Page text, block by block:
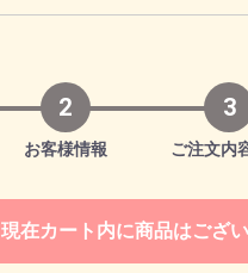
2
お客様情報
3
ご注文内
現在カート内に商品はござい